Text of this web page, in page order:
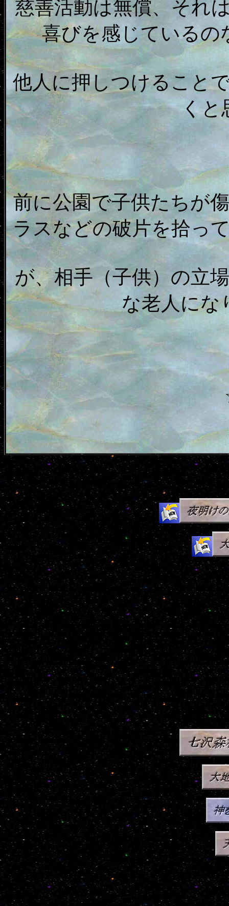
慈善活動は無償、それ
喜びを感じているの
他人に押しつけること
くと
前に公園で子供たちが
ラスなどの破片を拾っ
が、相手（子供）の立
な老人にな